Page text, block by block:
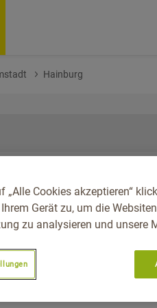
Hainburg
Reg.-Bez.
„Alle Cookies akzeptieren“
Gerät zu, um die
zu analysieren und unsere